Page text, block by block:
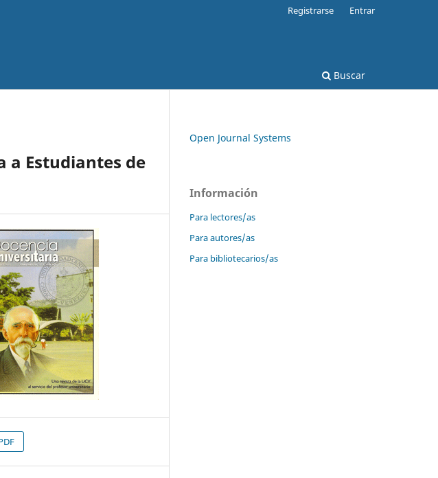
Buscar
Registrarse Entrar
a Estudiantes de
Open Journal Systems
Información
Para lectores/as
Para autores/as
Para bibliotecarios/as